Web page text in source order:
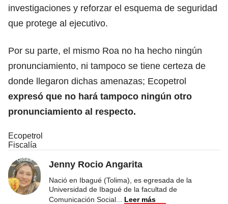
investigaciones y reforzar el esquema de seguridad
que protege al ejecutivo.
Por su parte, el mismo Roa no ha hecho ningún
pronunciamiento, ni tampoco se tiene certeza de
donde llegaron dichas amenazas; Ecopetrol
expresó que no hará tampoco ningún otro
pronunciamiento al respecto.
Ecopetrol
Fiscalía
Jenny Rocio Angarita
Nació en Ibagué (Tolima), es egresada de la
Universidad de Ibagué de la facultad de
Comunicación Social
Leer más